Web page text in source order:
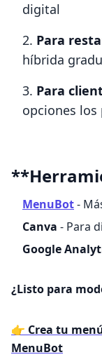
digital
Para
híbrida
Para
opciones los
MenuBot-
Canva - Para
Google
¿Listo para
👉 Crea tu
MenuBot